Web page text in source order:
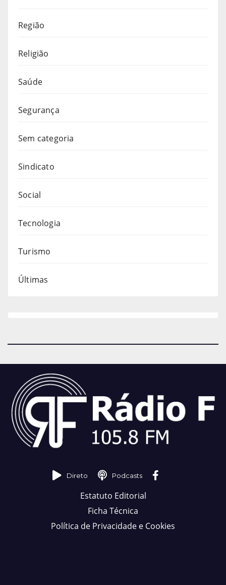
Região
Religião
Saúde
Segurança
Sem categoria
Sindicato
Social
Tecnologia
Turismo
Últimas
Direto Podcasts
Estatuto Editorial
Ficha Técnica
Política de Privacidade e Cookies